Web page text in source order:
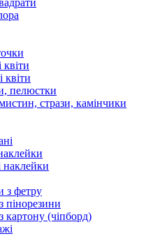
квіти
пелюстки
стрази, камінчики
наклейки
з фетру
пінорезини
картону (чіпборд)